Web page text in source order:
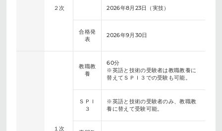
２次 2026年8月23日（実技）
合格発
表
2026年9月30日
１次
教職教
養
60分
※英語と技術の受験者は教職教養に
替えてＳＰＩ３での受験も可能。
ＳＰＩ
３
※英語と技術の受験者のみ、教職教
養に替えて受験可能。